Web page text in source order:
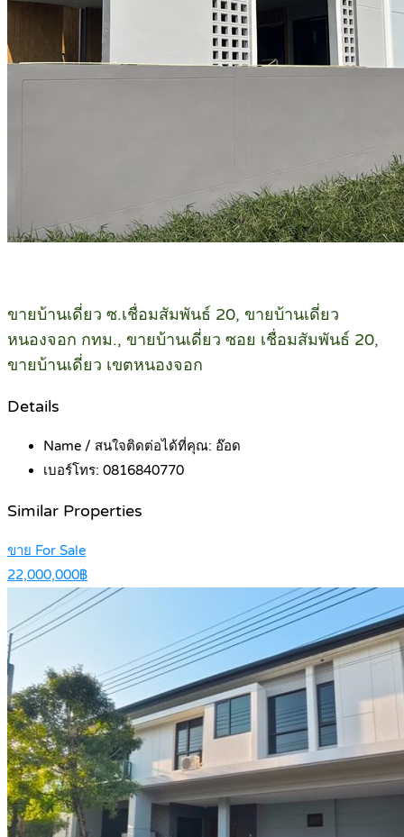
ขายบ้านเดี่ยว ซ.เชื่อมสัมพันธ์ 20, ขายบ้านเดี่ยว
หนองจอก กทม., ขายบ้านเดี่ยว ซอย เชื่อมสัมพันธ์ 20,
ขายบ้านเดี่ยว เขตหนองจอก
Details
Name / สนใจติดต่อได้ที่คุณ: อ๊อด
เบอร์โทร: 0816840770
Similar Properties
ขาย For Sale
22,000,000฿